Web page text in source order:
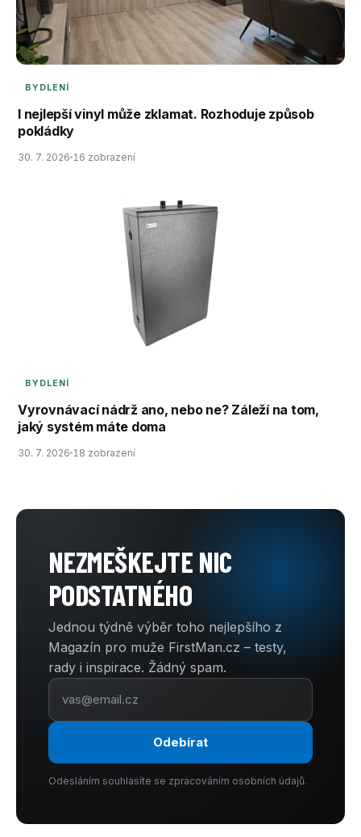
BYDLENÍ
I nejlepší vinyl může zklamat. Rozhoduje způsob
pokládky
30. 7. 2026 16 zobrazení
BYDLENÍ
Vyrovnávací nádrž ano, nebo ne? Záleží na tom,
jaký systém máte doma
30. 7. 2026 18 zobrazení
NEZMEŠKEJTE NIC
PODSTATNÉHO
Jednou týdně výběr toho nejlepšího z
Magazín pro muže FirstMan.cz – testy,
rady i inspirace. Žádný spam.
Odebírat
Odesláním souhlasíte se zpracováním osobních údajů.